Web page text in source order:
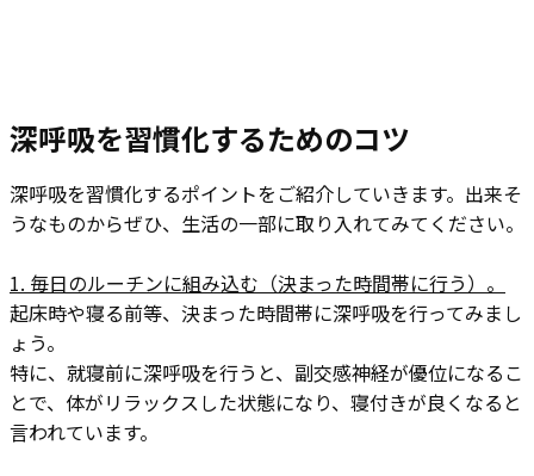
深呼吸を習慣化するためのコツ
深呼吸を習慣化するポイントをご紹介していきます。出来そ
うなものからぜひ、生活の一部に取り入れてみてください。
1. 毎日のルーチンに組み込む（決まった時間帯に行う）。
起床時や寝る前等、決まった時間帯に深呼吸を行ってみまし
ょう。
特に、就寝前に深呼吸を行うと、副交感神経が優位になるこ
とで、体がリラックスした状態になり、寝付きが良くなると
言われています。